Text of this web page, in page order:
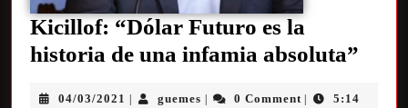
Kicillof: “Dólar Futuro es la
historia de una infamia absoluta”
04/03/2021 guemes 0 Comment
5:14